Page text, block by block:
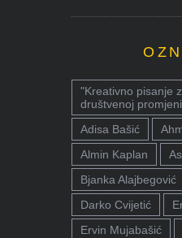
"Kreativno pisanje
društvenoj
Adisa Bašić
Almin Kaplan
Bjanka Alajbegović
Darko Cvijetić
Ervin Mujabašić